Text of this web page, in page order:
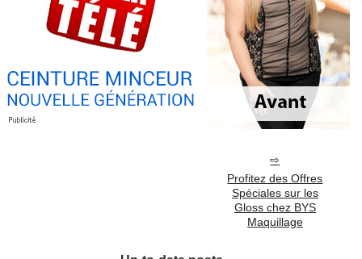
Profitez des Offres
Spéciales sur les
Gloss chez BYS
Maquillage